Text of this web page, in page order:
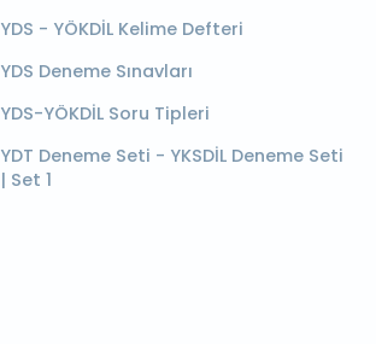
YDS - YÖKDİL Kelime Defteri
YDS Deneme Sınavları
YDS-YÖKDİL Soru Tipleri
YDT Deneme Seti - YKSDİL Deneme Seti
| Set 1